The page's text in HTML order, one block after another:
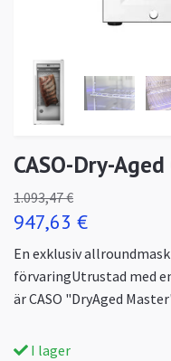
CASO-Dry-
1.093,47 €
947,63 €
En exklusiv
förvaringUtrustad med
är CASO "DryAged
I lager